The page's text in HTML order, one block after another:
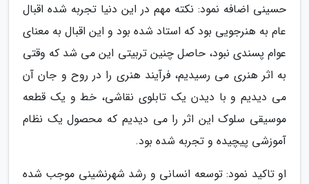
حسینی اضافه نمود: نکته مهم در این دنیا تجربه شده اقبال
عام به هنرجویی بود که استاد شده بود و این اقبال به معنای
عوام پسندی نبود، حاصل چنین تربیتی این می شد که وقتی
به اثر هنری می رسیدیم، فرآیند هنری را در روح و جان آن
می دیدیم و با دیدن یک تابلوی نقاشی، خط و یک قطعه
موسیقی سلوک این اثر را می دیدیم که محصول یک نظام
آموزشی پیچیده و تجربه شده بود.
او تاکید نمود: توسعه انسانی و رشد شهرنشینی موجب شده